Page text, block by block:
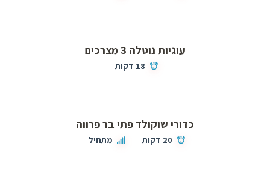
עוגיות נוטלה 3 מצרכים
18 דקות
כדורי שוקולד פתי בר פרווה
20 דקות מתחיל